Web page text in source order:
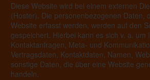
Diese Website wird bei einem externen
(Hoster). Die personenbezogenen Daten,
Website erfasst werden, werden auf den
gespeichert. Hierbei kann es sich v. a. um
Kontaktanfragen, Meta- und
Vertragsdaten, Kontaktdaten, Namen,
sonstige Daten, die über eine Website
handeln.